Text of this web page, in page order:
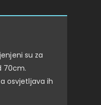
su za
70cm.
osvjetljava ih